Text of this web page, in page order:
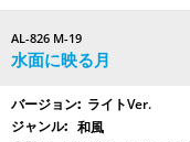
AL-826 M-19
水面に映る月
ライトVer.
和風